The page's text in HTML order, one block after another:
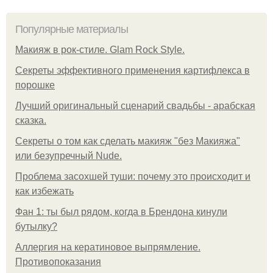
Популярные материалы
Макияж в рок-стиле. Glam Rock Style.
Секреты эффективного применения картифлекса в
порошке
Лучший оригинальный сценарий свадьбы - арабская
сказка.
Секреты о том как сделать макияж "без Макияжа"
или безупречный Nude.
Проблема засохшей туши: почему это происходит и
как избежать
Фан 1: ты был рядом, когда в Брендона кинули
бутылку?
Аллергия на кератиновое выпрямление.
Противопоказания